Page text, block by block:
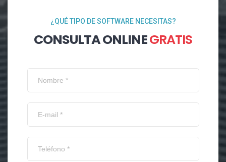
¿QUÉ TIPO DE SOFTWARE NECESITAS?
CONSULTA ONLINEGRATIS